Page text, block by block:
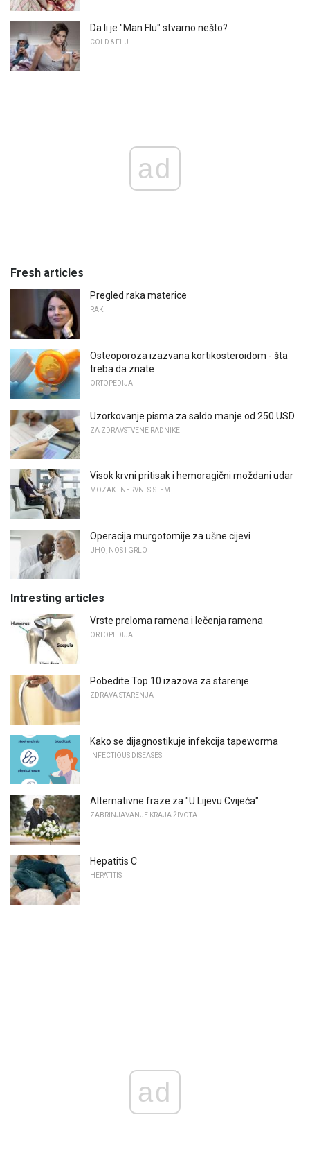
Da li je "Man Flu" stvarno nešto?
COLD & FLU
ad
Fresh articles
Pregled raka materice
RAK
Osteoporoza izazvana kortikosteroidom - šta
treba da znate
ORTOPEDIJA
Uzorkovanje pisma za saldo manje od 250 USD
ZA ZDRAVSTVENE RADNIKE
Visok krvni pritisak i hemoragični moždani udar
MOZAK I NERVNI SISTEM
Operacija murgotomije za ušne cijevi
UHO, NOS I GRLO
Intresting articles
Vrste preloma ramena i lečenja ramena
ORTOPEDIJA
Pobedite Top 10 izazova za starenje
ZDRAVA STARENJA
Kako se dijagnostikuje infekcija tapeworma
INFECTIOUS DISEASES
Alternativne fraze za "U Lijevu Cvijeća"
ZABRINJAVANJE KRAJA ŽIVOTA
Hepatitis C
HEPATITIS
ad